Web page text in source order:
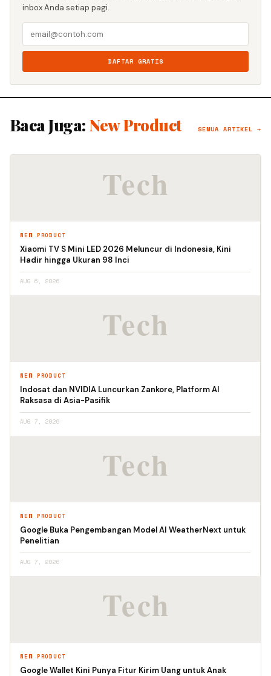
inbox Anda setiap pagi.
DAFTAR GRATIS
Baca Juga: New Product SEMUA ARTIKEL →
NEW PRODUCT
Xiaomi TV S Mini LED 2026 Meluncur di Indonesia, Kini
Hadir hingga Ukuran 98 Inci
AUG 6, 2026
NEW PRODUCT
Indosat dan NVIDIA Luncurkan Zankore, Platform AI
Raksasa di Asia-Pasifik
AUG 7, 2026
NEW PRODUCT
Google Buka Pengembangan Model AI WeatherNext untuk
Penelitian
AUG 7, 2026
NEW PRODUCT
Google Wallet Kini Punya Fitur Kirim Uang untuk Anak